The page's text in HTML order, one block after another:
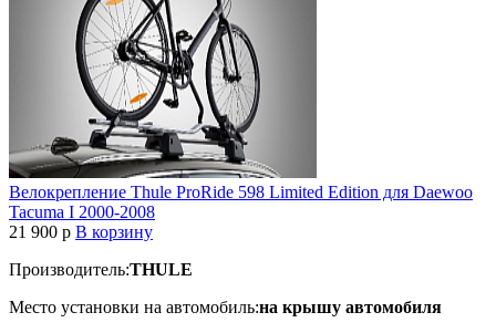
Велокрепление Thule ProRide 598 Limited Edition для Daewoo
Tacuma I 2000-2008
21 900 p В корзину
Производитель:THULE
Место установки на автомобиль:на крышу автомобиля